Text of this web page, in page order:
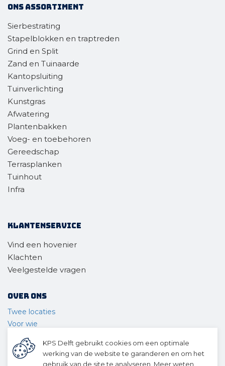
Ons assortiment
Sierbestrating
Stapelblokken en traptreden
Grind en Split
Zand en Tuinaarde
Kantopsluiting
Tuinverlichting
Kunstgras
Afwatering
Plantenbakken
Voeg- en toebehoren
Gereedschap
Terrasplanken
Tuinhout
Infra
Klantenservice
Vind een hovenier
Klachten
Veelgestelde vragen
Over ons
Twee locaties
Voor wie
Ons team
Geschiedenis
KPS Delft gebruikt cookies om een optimale
werking van de website te garanderen en om het
gebruik van de site te analyseren. Meer weten